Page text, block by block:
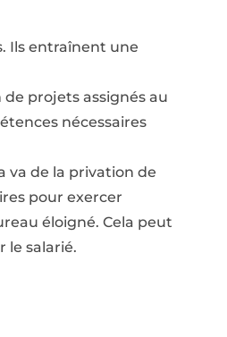
Ils entraînent une
projets assignés au
nécessaires
va de la privation de
pour exercer
éloigné. Cela peut
le salarié.